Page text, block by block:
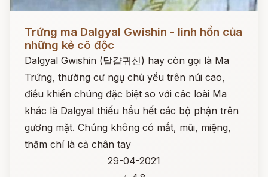
Trứng ma Dalgyal Gwishin - linh hồn của
những kẻ cô độc
Dalgyal Gwishin (달걀귀신) hay còn gọi là Ma
Trứng, thường cư ngụ chủ yếu trên núi cao,
điều khiến chúng đặc biệt so với các loài Ma
khác là Dalgyal thiếu hầu hết các bộ phận trên
gương mặt. Chúng không có mắt, mũi, miệng,
thậm chí là cả chân tay
29-04-2021